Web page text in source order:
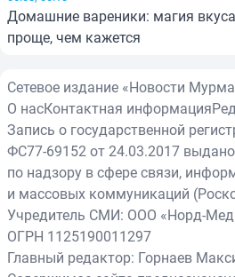
Домашние вареники: магия
проще, чем кажется
Сетевое издание «Новости
О насКонтактная информация
Запись о государственной
ФС77-69152 от 24.03.2017
по надзору в сфере связи,
и массовых коммуникаций
Учредитель СМИ: ООО «Норд-
ОГРН 1125190011297
Главный редактор: Горнаев